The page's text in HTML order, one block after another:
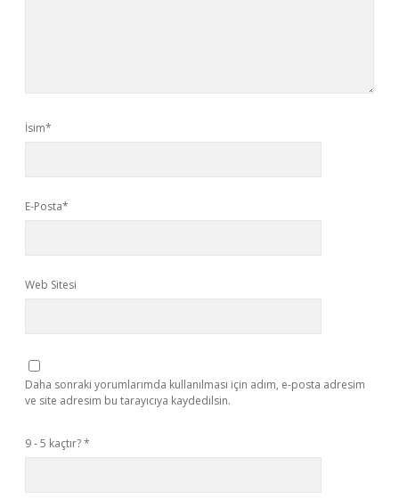
İsim*
E-Posta*
Web Sitesi
Daha sonraki yorumlarımda kullanılması için adım, e-posta adresim
ve site adresim bu tarayıcıya kaydedilsin.
9 - 5 kaçtır?*